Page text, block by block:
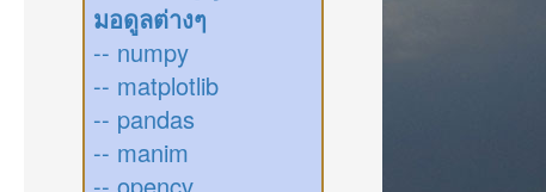
มอดูลต่างๆ
-- numpy
-- matplotlib
-- pandas
-- manim